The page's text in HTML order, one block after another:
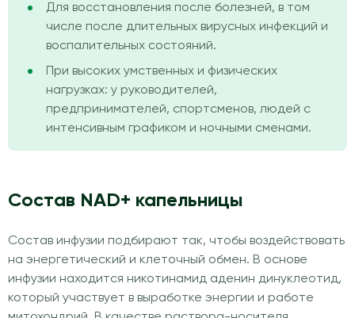
Для восстановления после болезней, в том
числе после длительных вирусных инфекций и
воспалительных состояний.
При высоких умственных и физических
нагрузках: у руководителей,
предпринимателей, спортсменов, людей с
интенсивным графиком и ночными сменами.
Состав NAD+ капельницы
Состав инфузии подбирают так, чтобы воздействовать
на энергетический и клеточный обмен. В основе
инфузии находится никотинамид аденин динуклеотид,
который участвует в выработке энергии и работе